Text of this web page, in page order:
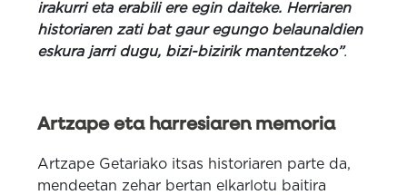
irakurri eta erabili ere egin daiteke. Herriaren
historiaren zati bat gaur egungo belaunaldien
eskura jarri dugu, bizi-bizirik mantentzeko”.
Artzape eta harresiaren memoria
Artzape Getariako itsas historiaren parte da,
mendeetan zehar bertan elkarlotu baitira